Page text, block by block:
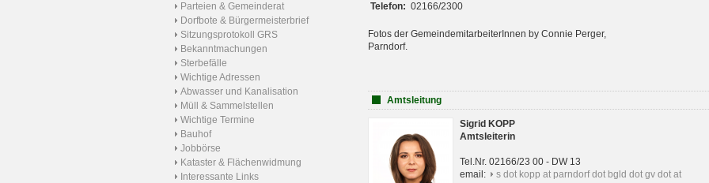
Parteien & Gemeinderat
Dorfbote & Bürgermeisterbrief
Sitzungsprotokoll GRS
Bekanntmachungen
Sterbefälle
Wichtige Adressen
Abwasser und Kanalisation
Müll & Sammelstellen
Wichtige Termine
Bauhof
Jobbörse
Kataster & Flächenwidmung
Interessante Links
Telefon: 02166/2300
Fotos der GemeindemitarbeiterInnen by Connie Perger,
Parndorf.
Amtsleitung
Sigrid KOPP
Amtsleiterin
Tel.Nr. 02166/23 00 - DW 13
email:
s dot kopp at parndorf dot bgld dot gv dot at